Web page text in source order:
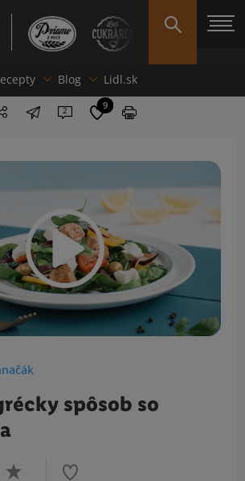
Blog Lidl.sk
2 9
spôsob so